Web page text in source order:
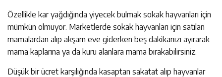
Özellikle kar yağdığında yiyecek bulmak sokak hayvanları için
mümkün olmuyor. Marketlerde sokak hayvanları için satılan
mamalardan alıp akşam eve giderken beş dakikanızı ayırarak
mama kaplarına ya da kuru alanlara mama bırakabilirsiniz.
Düşük bir ücret karşılığında kasaptan sakatat alıp hayvanlar